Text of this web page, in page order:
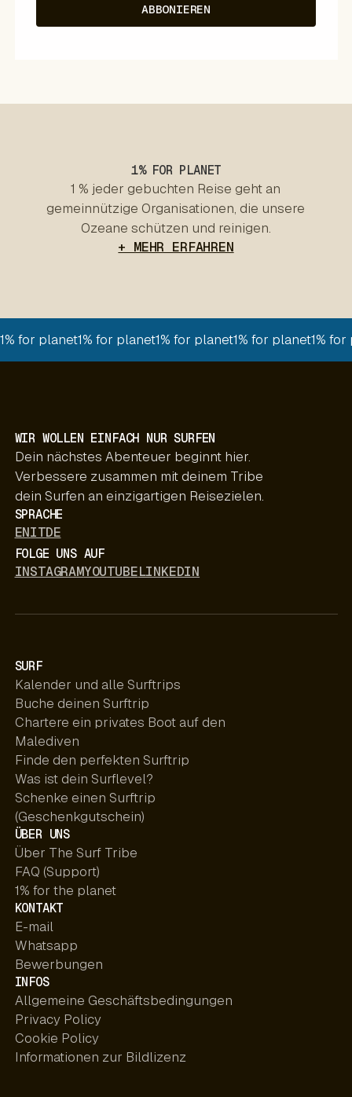
1% FOR PLANET
1 % jeder gebuchten Reise geht an
gemeinnützige Organisationen, die unsere
Ozeane schützen und reinigen.
+ MEHR ERFAHREN
1% for planet1% for planet1% for planet1% for planet1%
WIR WOLLEN EINFACH NUR SURFEN
Dein nächstes Abenteuer beginnt hier.
Verbessere zusammen mit deinem Tribe
dein Surfen an einzigartigen Reisezielen.
SPRACHE
ENITDE
FOLGE UNS AUF
INSTAGRAMYOUTUBELINKEDIN
SURF
Kalender und alle Surftrips
Buche deinen Surftrip
Chartere ein privates Boot auf den
Malediven
Finde den perfekten Surftrip
Was ist dein Surflevel?
Schenke einen Surftrip
(Geschenkgutschein)
ÜBER UNS
Über The Surf Tribe
FAQ (Support)
1% for the planet
KONTAKT
E-mail
Whatsapp
Bewerbungen
INFOS
Allgemeine Geschäftsbedingungen
Privacy Policy
Cookie Policy
Informationen zur Bildlizenz